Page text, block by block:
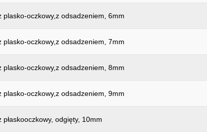
plasko-oczkowy,z odsadzeniem, 6mm
plasko-oczkowy,z odsadzeniem, 7mm
plasko-oczkowy,z odsadzeniem, 8mm
plasko-oczkowy,z odsadzeniem, 9mm
płaskooczkowy, odgięty, 10mm